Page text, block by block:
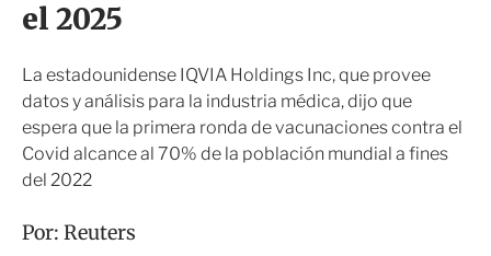
el 2025
La estadounidense IQVIA Holdings Inc, que provee
datos y análisis para la industria médica, dijo que
espera que la primera ronda de vacunaciones contra el
Covid alcance al 70% de la población mundial a fines
del 2022
Por: Reuters